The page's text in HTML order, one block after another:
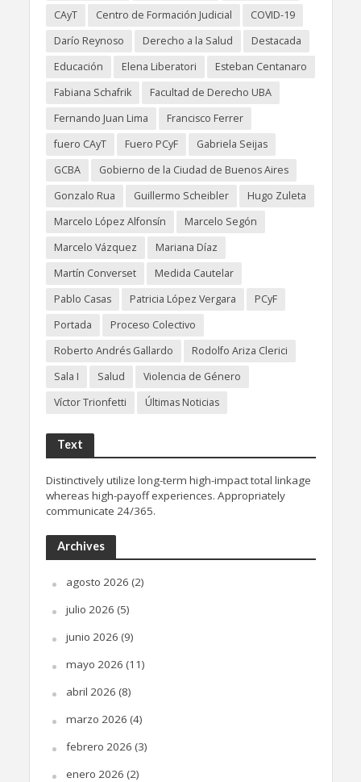
CAyT
Centro de Formación Judicial
COVID-19
Darío Reynoso
Derecho a la Salud
Destacada
Educación
Elena Liberatori
Esteban Centanaro
Fabiana Schafrik
Facultad de Derecho UBA
Fernando Juan Lima
Francisco Ferrer
fuero CAyT
Fuero PCyF
Gabriela Seijas
GCBA
Gobierno de la Ciudad de Buenos Aires
Gonzalo Rua
Guillermo Scheibler
Hugo Zuleta
Marcelo López Alfonsín
Marcelo Segón
Marcelo Vázquez
Mariana Díaz
Martín Converset
Medida Cautelar
Pablo Casas
Patricia López Vergara
PCyF
Portada
Proceso Colectivo
Roberto Andrés Gallardo
Rodolfo Ariza Clerici
Sala I
Salud
Violencia de Género
Víctor Trionfetti
Últimas Noticias
Text
Distinctively utilize long-term high-impact total linkage
whereas high-payoff experiences. Appropriately
communicate 24/365.
Archives
agosto 2026 (2)
julio 2026 (5)
junio 2026 (9)
mayo 2026 (11)
abril 2026 (8)
marzo 2026 (4)
febrero 2026 (3)
enero 2026 (2)